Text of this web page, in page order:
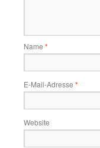
Name *
E-Mail-Adresse *
Website